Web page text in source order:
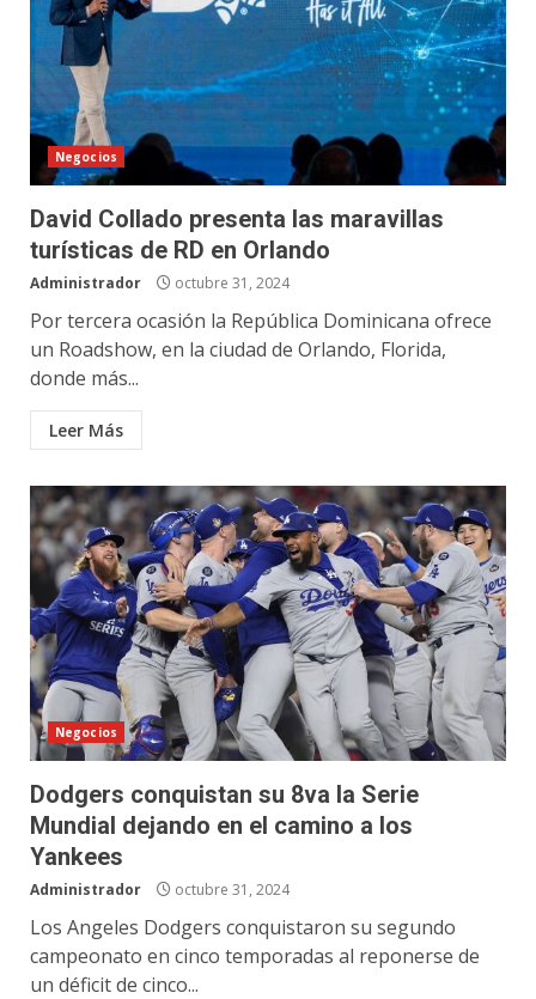
Negocios
David Collado presenta las maravillas
turísticas de RD en Orlando
Administrador octubre 31, 2024
Por tercera ocasión la República Dominicana ofrece
un Roadshow, en la ciudad de Orlando, Florida,
donde más...
Leer Más
Negocios
Dodgers conquistan su 8va la Serie
Mundial dejando en el camino a los
Yankees
Administrador octubre 31, 2024
Los Angeles Dodgers conquistaron su segundo
campeonato en cinco temporadas al reponerse de
un déficit de cinco...